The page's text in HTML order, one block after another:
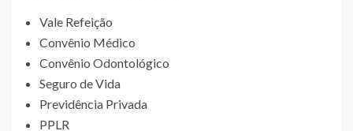
Vale Refeição
Convênio Médico
Convênio Odontológico
Seguro de Vida
Previdência Privada
PPLR